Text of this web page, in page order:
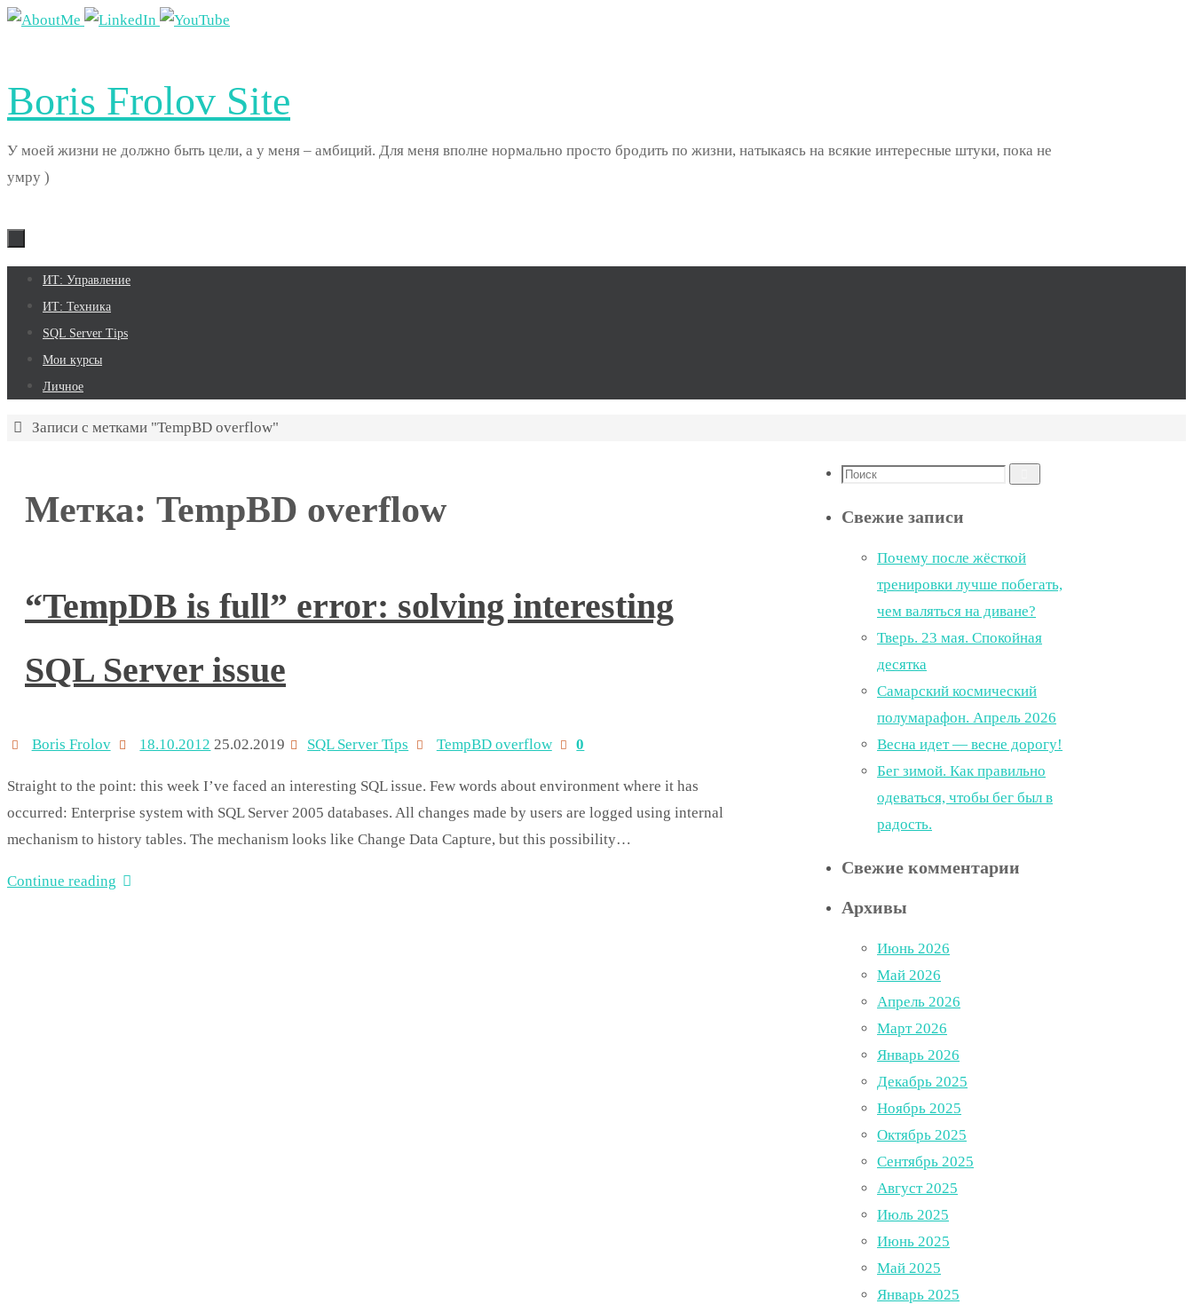
Перейти
Boris Frolov Site
У моей жизни не должно быть цели, а у меня – амбиций. Для меня вполне нормально просто бродить по жизни, натыкаясь на всякие интересные штуки, пока не
умру )
Перейти
содержимому
ИТ: Управление
ИТ: Техника
SQL Server Tips
Мои курсы
Личное
Главная
Записи с метками "TempBD overflow"
Метка: TempBD overflow
“TempDB is full” error: solving interesting
SQL Server issue
Boris Frolov 18.10.2012 25.02.2019 SQL Server Tips TempBD overflow 0
Straight to the point: this week I’ve faced an interesting SQL issue. Few words about environment where it has
occurred: Enterprise system with SQL Server 2005 databases. All changes made by users are logged using internal
mechanism to history tables. The mechanism looks like Change Data Capture, but this possibility…
Continue reading
Что
Свежие записи
Почему после жёсткой
тренировки лучше побегать,
чем валяться на диване?
Тверь. 23 мая. Спокойная
десятка
Самарский космический
полумарафон. Апрель 2026
Весна идет — весне дорогу!
Бег зимой. Как правильно
одеваться, чтобы бег был в
радость.
Свежие комментарии
Архивы
Июнь 2026
Май 2026
Апрель 2026
Март 2026
Январь 2026
Декабрь 2025
Ноябрь 2025
Октябрь 2025
Сентябрь 2025
Август 2025
Июль 2025
Июнь 2025
Май 2025
Январь 2025